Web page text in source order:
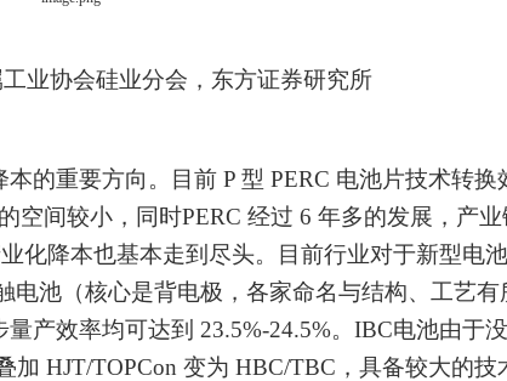
业协会硅业分会，东方证券研究所
本的重要方向。目前 P 型 PERC 电池片技术转换
空间较小，同时PERC 经过 6 年多的发展，产业
化降本也基本走到尽头。
目前行业对于新型电池
电池（核心是背电极，各家命名与结构、工艺有
产效率均可达到 23.5%-24.5%。IBC电池由于没
加 HJT/TOPCon 变为 HBC/TBC，具备较大的技